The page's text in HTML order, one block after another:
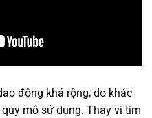
động khá rộng, do khác
mô sử dụng. Thay vì tìm